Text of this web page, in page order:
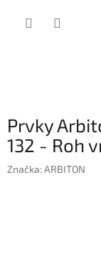
Prvky
132 - Roh
Značka:ARBITON